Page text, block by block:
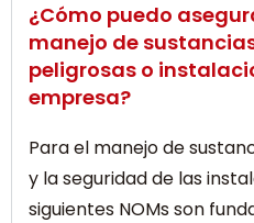
¿Cómo puedo
manejo de
peligrosas o
empresa?
Para el manejo de
y la seguridad de las
siguientes NOMs son